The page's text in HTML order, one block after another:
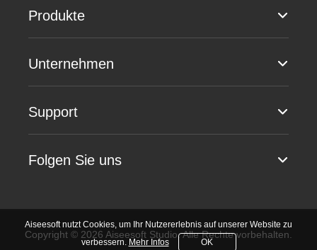
Produkte
Unternehmen
Support
Folgen Sie uns
Copyright © 2026 Aiseesoft Studio. Alle Rechte vorbehalten.
Aiseesoft nutzt Cookies, um Ihr Nutzererlebnis auf unserer Website zu
verbessern. Mehr Infos OK